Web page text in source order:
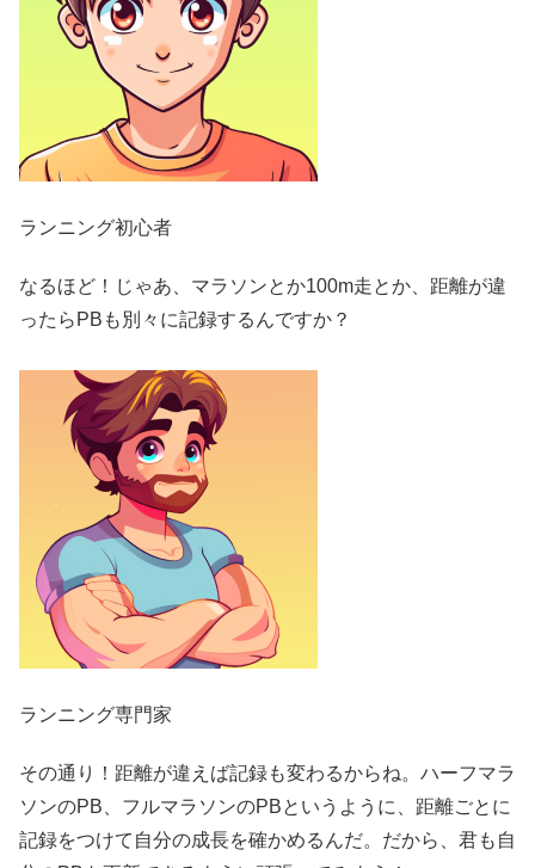
ランニング初心者
なるほど！じゃあ、マラソンとか100m走とか、距離が違
ったらPBも別々に記録するんですか？
ランニング専門家
その通り！距離が違えば記録も変わるからね。ハーフマラ
ソンのPB、フルマラソンのPBというように、距離ごとに
記録をつけて自分の成長を確かめるんだ。だから、君も自